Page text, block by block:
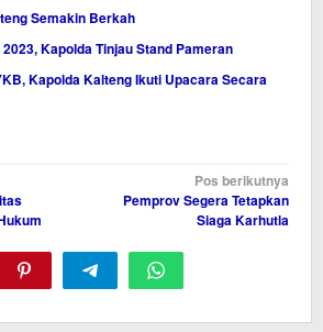
Semakin Berkah
Kapolda Tinjau Stand Pameran
Kapolda Kalteng Ikuti Upacara Secara
Pos berikutnya
Pemprov Segera Tetapkan
Siaga Karhutla